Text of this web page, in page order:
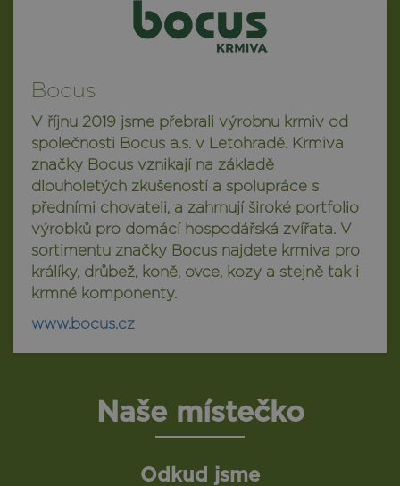
Bocus
V říjnu 2019 jsme přebrali výrobnu krmiv od
společnosti Bocus a.s. v Letohradě. Krmiva
značky Bocus vznikají na základě
dlouholetých zkušeností a spolupráce s
předními chovateli, a zahrnují široké portfolio
výrobků pro domácí hospodářská zvířata. V
sortimentu značky Bocus najdete krmiva pro
králíky, drůbež, koně, ovce, kozy a stejně tak i
krmné komponenty.
www.bocus.cz
Naše místečko
Odkud jsme